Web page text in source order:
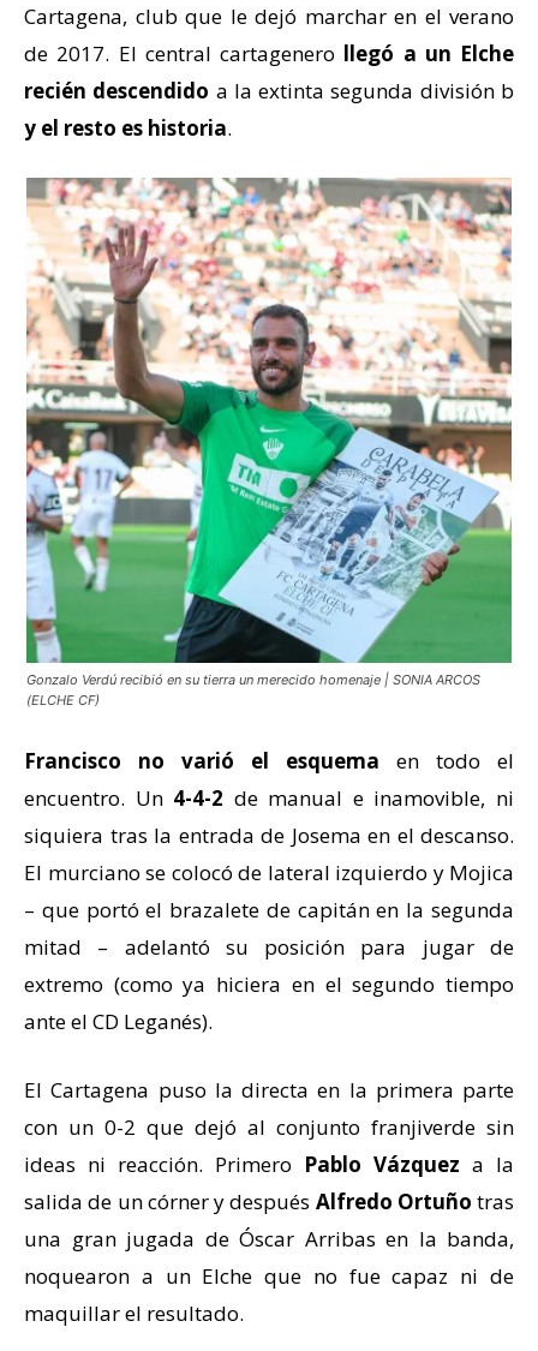
Cartagena, club que le dejó marchar en el verano
de 2017. El central cartagenero llegó a un Elche
recién descendido a la extinta segunda división b
y el resto es historia.
Gonzalo Verdú recibió en su tierra un merecido homenaje | SONIA ARCOS
(ELCHE CF)
Francisco no varió el esquema en todo el
encuentro. Un 4-4-2 de manual e inamovible, ni
siquiera tras la entrada de Josema en el descanso.
El murciano se colocó de lateral izquierdo y Mojica
– que portó el brazalete de capitán en la segunda
mitad – adelantó su posición para jugar de
extremo (como ya hiciera en el segundo tiempo
ante el CD Leganés).
El Cartagena puso la directa en la primera parte
con un 0-2 que dejó al conjunto franjiverde sin
ideas ni reacción. Primero Pablo Vázquez a la
salida de un córner y después Alfredo Ortuño tras
una gran jugada de Óscar Arribas en la banda,
noquearon a un Elche que no fue capaz ni de
maquillar el resultado.